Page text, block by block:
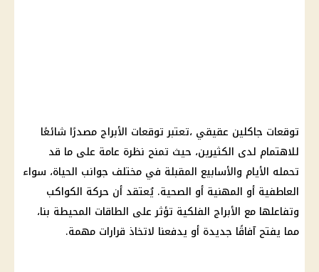
توقعات جاكلين عقيقي ،تعتبرتوقعات الأبراج مصدرًا شائعًا
للاهتمام لدى الكثيرين، حيث تمنح نظرة عامة على ما قد
تحمله الأيام والأسابيع المقبلة في مختلف جوانب الحياة، سواء
العاطفية أو المهنية أو الصحية. يُعتقد أن حركة الكواكب
وتفاعلها مع الأبراج الفلكية تؤثر على الطاقات المحيطة بنا،
مما يفتح آفاقًا جديدة أو يدفعنا لاتخاذ قرارات مهمة.